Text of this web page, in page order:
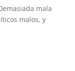
mala
malos, y